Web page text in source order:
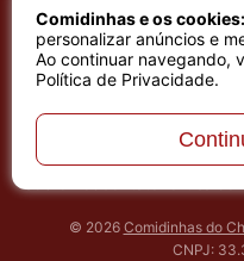
© 2026 Comidinhas do
CNPJ:
Comidinhas e os cookies:
personalizar anúncios e
Ao continuar navegando,
Política de Privacidade.